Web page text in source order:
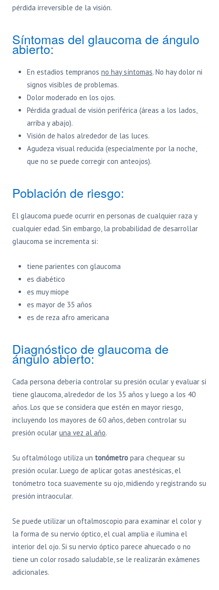
pérdida irreversible de la visión.
Síntomas del glaucoma de ángulo
abierto:
En estadios tempranos no hay síntomas. No hay dolor ni
signos visibles de problemas.
Dolor moderado en los ojos.
Pérdida gradual de visión periférica (áreas a los lados,
arriba y abajo).
Visión de halos alrededor de las luces.
Agudeza visual reducida (especialmente por la noche,
que no se puede corregir con anteojos).
Población de riesgo:
El glaucoma puede ocurrir en personas de cualquier raza y
cualquier edad. Sin embargo, la probabilidad de desarrollar
glaucoma se incrementa si:
tiene parientes con glaucoma
es diabético
es muy miope
es mayor de 35 años
es de reza afro americana
Diagnóstico de glaucoma de
ángulo abierto:
Cada persona debería controlar su presión ocular y evaluar si
tiene glaucoma, alrededor de los 35 años y luego a los 40
años. Los que se considera que estén en mayor riesgo,
incluyendo los mayores de 60 años, deben controlar su
presión ocular una vez al año.
Su oftalmólogo utiliza un tonómetro para chequear su
presión ocular. Luego de aplicar gotas anestésicas, el
tonómetro toca suavemente su ojo, midiendo y registrando su
presión intraocular.
Se puede utilizar un oftalmoscopio para examinar el color y
la forma de su nervio óptico, el cual amplia e ilumina el
interior del ojo. Si su nervio óptico parece ahuecado o no
tiene un color rosado saludable, se le realizarán exámenes
adicionales.